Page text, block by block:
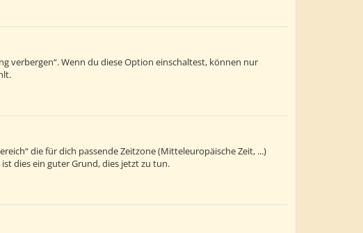
verbergen“. Wenn du diese Option einschaltest, können nur
die für dich passende Zeitzone (Mitteleuropäische Zeit, ...)
dies ein guter Grund, dies jetzt zu tun.